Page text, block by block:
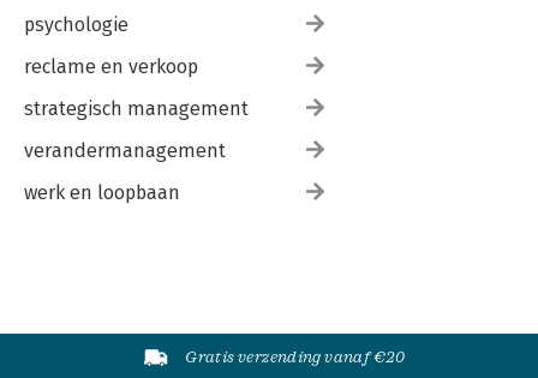
psychologie
reclame en verkoop
strategisch management
verandermanagement
werk en loopbaan
Gratis verzending vanaf €20